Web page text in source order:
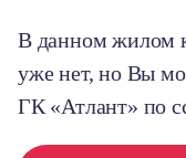
В данном жилом
уже нет, но Вы
ГК «Атлант» по